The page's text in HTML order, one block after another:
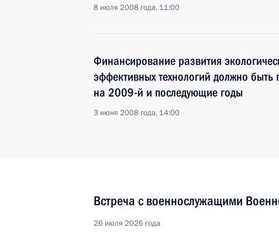
8 июля 2008 года, 11:00
Финансирование развития
эффективных технологий должно быть
на 2009-й и последующие годы
3 июня 2008 года, 14:00
Встреча с военнослужащими
26 июля 2026 года